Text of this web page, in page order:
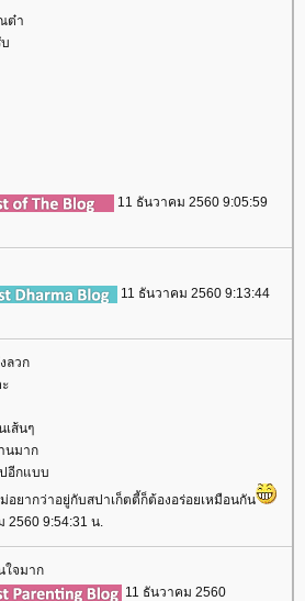
ต๋า
11 ธันวาคม 2560 9:05:59
11 ธันวาคม 2560 9:13:44
ลวก
ส้นๆ
นมาก
อีกแบบ
อยากว่าอยู่กับสปาเก็ตตี้ก็ต้องอร่อยเหมือนกัน
2560 9:54:31 น.
ใจมาก
11 ธันวาคม 2560